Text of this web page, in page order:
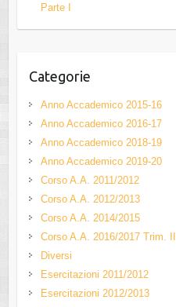
n
Parte I
Categorie
Anno Accademico 2015-16
Anno Accademico 2016-17
Anno Accademico 2018-19
Anno Accademico 2019-20
Corso A.A. 2011/2012
Corso A.A. 2012/2013
Corso A.A. 2014/2015
Corso A.A. 2016/2017 Trim. II
Diversi
Esercitazioni 2011/2012
Esercitazioni 2012/2013